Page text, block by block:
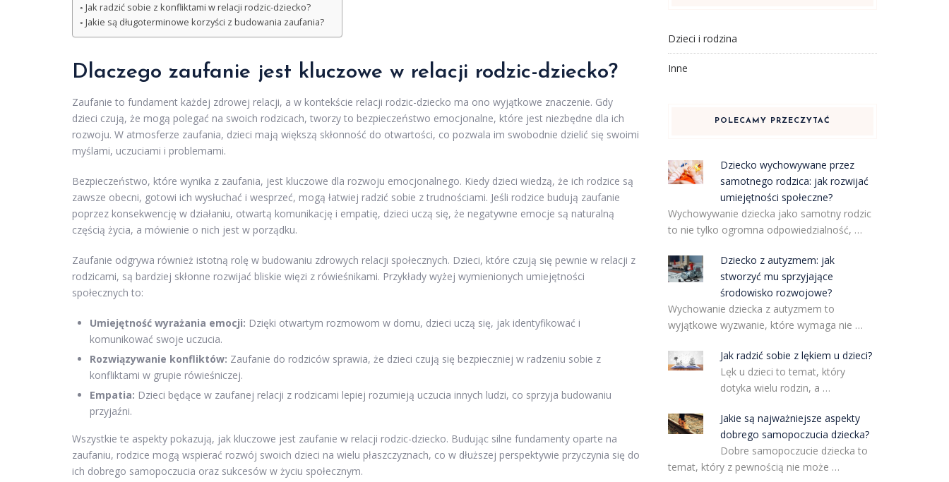
Jak radzić sobie z konfliktami w relacji rodzic-dziecko?
Jakie są długoterminowe korzyści z budowania zaufania?
Dlaczego zaufanie jest kluczowe w relacji rodzic-dziecko?
Zaufanie to fundament każdej zdrowej relacji, a w kontekście relacji rodzic-dziecko ma ono wyjątkowe znaczenie. Gdy
dzieci czują, że mogą polegać na swoich rodzicach, tworzy to bezpieczeństwo emocjonalne, które jest niezbędne dla ich
rozwoju. W atmosferze zaufania, dzieci mają większą skłonność do otwartości, co pozwala im swobodnie dzielić się swoimi
myślami, uczuciami i problemami.
Bezpieczeństwo, które wynika z zaufania, jest kluczowe dla rozwoju emocjonalnego. Kiedy dzieci wiedzą, że ich rodzice są
zawsze obecni, gotowi ich wysłuchać i wesprzeć, mogą łatwiej radzić sobie z trudnościami. Jeśli rodzice budują zaufanie
poprzez konsekwencję w działaniu, otwartą komunikację i empatię, dzieci uczą się, że negatywne emocje są naturalną
częścią życia, a mówienie o nich jest w porządku.
Zaufanie odgrywa również istotną rolę w budowaniu zdrowych relacji społecznych. Dzieci, które czują się pewnie w relacji z
rodzicami, są bardziej skłonne rozwijać bliskie więzi z rówieśnikami. Przykłady wyżej wymienionych umiejętności
społecznych to:
Umiejętność wyrażania emocji: Dzięki otwartym rozmowom w domu, dzieci uczą się, jak identyfikować i
komunikować swoje uczucia.
Rozwiązywanie konfliktów: Zaufanie do rodziców sprawia, że dzieci czują się bezpieczniej w radzeniu sobie z
konfliktami w grupie rówieśniczej.
Empatia: Dzieci będące w zaufanej relacji z rodzicami lepiej rozumieją uczucia innych ludzi, co sprzyja budowaniu
przyjaźni.
Wszystkie te aspekty pokazują, jak kluczowe jest zaufanie w relacji rodzic-dziecko. Budując silne fundamenty oparte na
zaufaniu, rodzice mogą wspierać rozwój swoich dzieci na wielu płaszczyznach, co w dłuższej perspektywie przyczynia się do
ich dobrego samopoczucia oraz sukcesów w życiu społecznym.
Dzieci i rodzina
Inne
POLECAMY PRZECZYTAĆ
Dziecko wychowywane przez
samotnego rodzica: jak rozwijać
umiejętności społeczne?
Wychowywanie dziecka jako samotny rodzic
to nie tylko ogromna odpowiedzialność, …
Dziecko z autyzmem: jak
stworzyć mu sprzyjające
środowisko rozwojowe?
Wychowanie dziecka z autyzmem to
wyjątkowe wyzwanie, które wymaga nie …
Jak radzić sobie z lękiem u dzieci?
Lęk u dzieci to temat, który
dotyka wielu rodzin, a …
Jakie są najważniejsze aspekty
dobrego samopoczucia dziecka?
Dobre samopoczucie dziecka to
temat, który z pewnością nie może …